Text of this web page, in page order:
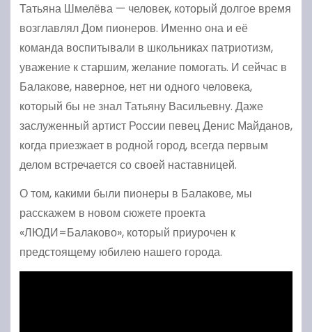
Татьяна Шмелёва — человек, который долгое время
возглавлял Дом пионеров. Именно она и её
команда воспитывали в школьниках патриотизм,
уважение к старшим, желание помогать. И сейчас в
Балакове, наверное, нет ни одного человека,
который бы не знал Татьяну Васильевну. Даже
заслуженный артист России певец Денис Майданов,
когда приезжает в родной город, всегда первым
делом встречается со своей наставницей.
О том, какими были пионеры в Балакове, мы
расскажем в новом сюжете проекта
«ЛЮДИ=Балаково», который приурочен к
предстоящему юбилею нашего города.